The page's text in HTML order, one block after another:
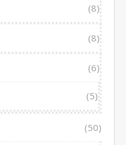
(8)
(8)
(6)
(5)
(50)